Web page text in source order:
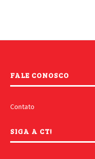
FALE CONOSCO
Contato
SIGA A CT!